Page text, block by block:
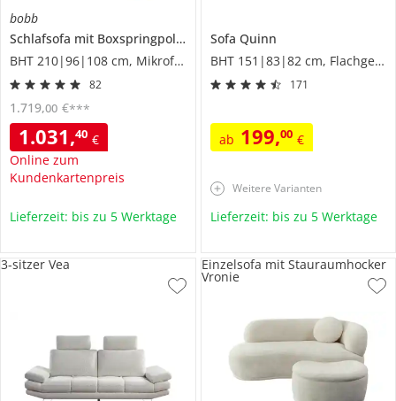
bobb
Schlafsofa mit Boxspringpolsterung
Eleny de Luxe
BHT 210|96|108 cm, Mikrofaser
82
1.031,40 €
Online zum
Kundenkartenpreis
1.719,00 €***
Lieferzeit: bis zu 5 Werktage
Sofa Quinn
BHT 151|83|82 cm, Flachgewebe
171
ab 199,00 €
Weitere Varianten
Lieferzeit: bis zu 5 Werktage
3-sitzer Vea Einzelsofa mit Stauraumhocker
Vronie